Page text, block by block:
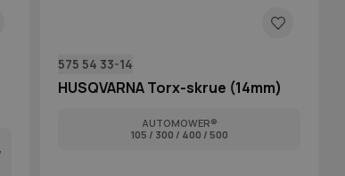
575 54 33-14
HUSQVARNA Torx-skrue (14mm)
AUTOMOWER®
105 / 300 / 400 / 500